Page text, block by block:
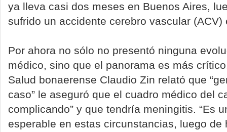
ya lleva casi dos meses en Buenos Aires,
sufrido un accidente cerebro vascular (ACV)
Por ahora no sólo no presentó ninguna
médico, sino que el panorama es más
Salud bonaerense Claudio Zin relató que
caso” le aseguró que el cuadro médico del
complicando” y que tendría meningitis. “Es
esperable en estas circunstancias, luego de